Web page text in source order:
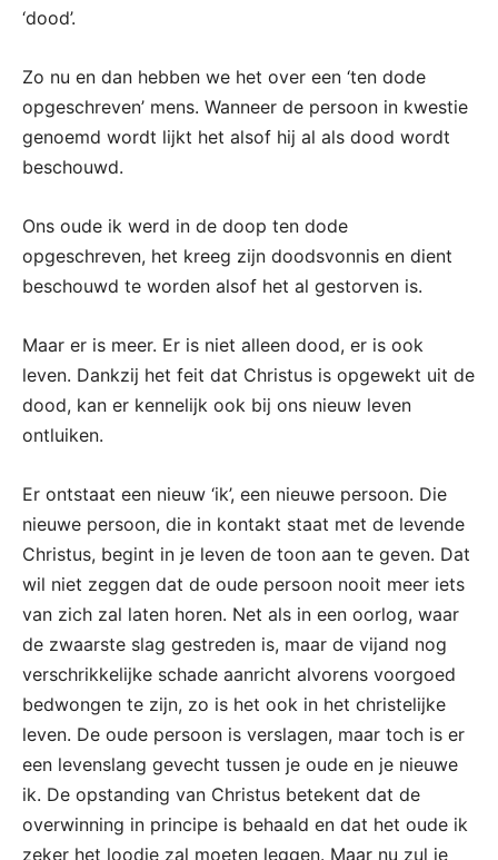
‘dood’.
Zo nu en dan hebben we het over een ‘ten dode
opgeschreven’ mens. Wanneer de persoon in kwestie
genoemd wordt lijkt het alsof hij al als dood wordt
beschouwd.
Ons oude ik werd in de doop ten dode
opgeschreven, het kreeg zijn doodsvonnis en dient
beschouwd te worden alsof het al gestorven is.
Maar er is meer. Er is niet alleen dood, er is ook
leven. Dankzij het feit dat Christus is opgewekt uit de
dood, kan er kennelijk ook bij ons nieuw leven
ontluiken.
Er ontstaat een nieuw ‘ik’, een nieuwe persoon. Die
nieuwe persoon, die in kontakt staat met de levende
Christus, begint in je leven de toon aan te geven. Dat
wil niet zeggen dat de oude persoon nooit meer iets
van zich zal laten horen. Net als in een oorlog, waar
de zwaarste slag gestreden is, maar de vijand nog
verschrikkelijke schade aanricht alvorens voorgoed
bedwongen te zijn, zo is het ook in het christelijke
leven. De oude persoon is verslagen, maar toch is er
een levenslang gevecht tussen je oude en je nieuwe
ik. De opstanding van Christus betekent dat de
overwinning in principe is behaald en dat het oude ik
zeker het loodje zal moeten leggen. Maar nu zul je